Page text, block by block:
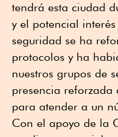
tendrá esta ciudad
y el potencial
seguridad se ha
protocolos y ha
nuestros grupos de
presencia reforzada
para atender a un
Con el apoyo de la